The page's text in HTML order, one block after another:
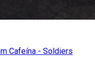
Cafeína - Soldiers